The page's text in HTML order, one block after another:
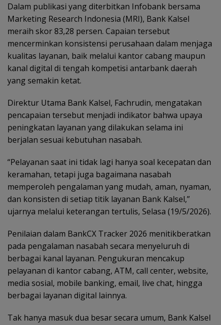
Dalam publikasi yang diterbitkan Infobank bersama
Marketing Research Indonesia (MRI), Bank Kalsel
meraih skor 83,28 persen. Capaian tersebut
mencerminkan konsistensi perusahaan dalam menjaga
kualitas layanan, baik melalui kantor cabang maupun
kanal digital di tengah kompetisi antarbank daerah
yang semakin ketat.
Direktur Utama Bank Kalsel, Fachrudin, mengatakan
pencapaian tersebut menjadi indikator bahwa upaya
peningkatan layanan yang dilakukan selama ini
berjalan sesuai kebutuhan nasabah.
“Pelayanan saat ini tidak lagi hanya soal kecepatan dan
keramahan, tetapi juga bagaimana nasabah
memperoleh pengalaman yang mudah, aman, nyaman,
dan konsisten di setiap titik layanan Bank Kalsel,”
ujarnya melalui keterangan tertulis, Selasa (19/5/2026).
Penilaian dalam BankCX Tracker 2026 menitikberatkan
pada pengalaman nasabah secara menyeluruh di
berbagai kanal layanan. Pengukuran mencakup
pelayanan di kantor cabang, ATM, call center, website,
media sosial, mobile banking, email, live chat, hingga
berbagai layanan digital lainnya.
Tak hanya masuk dua besar secara umum, Bank Kalsel